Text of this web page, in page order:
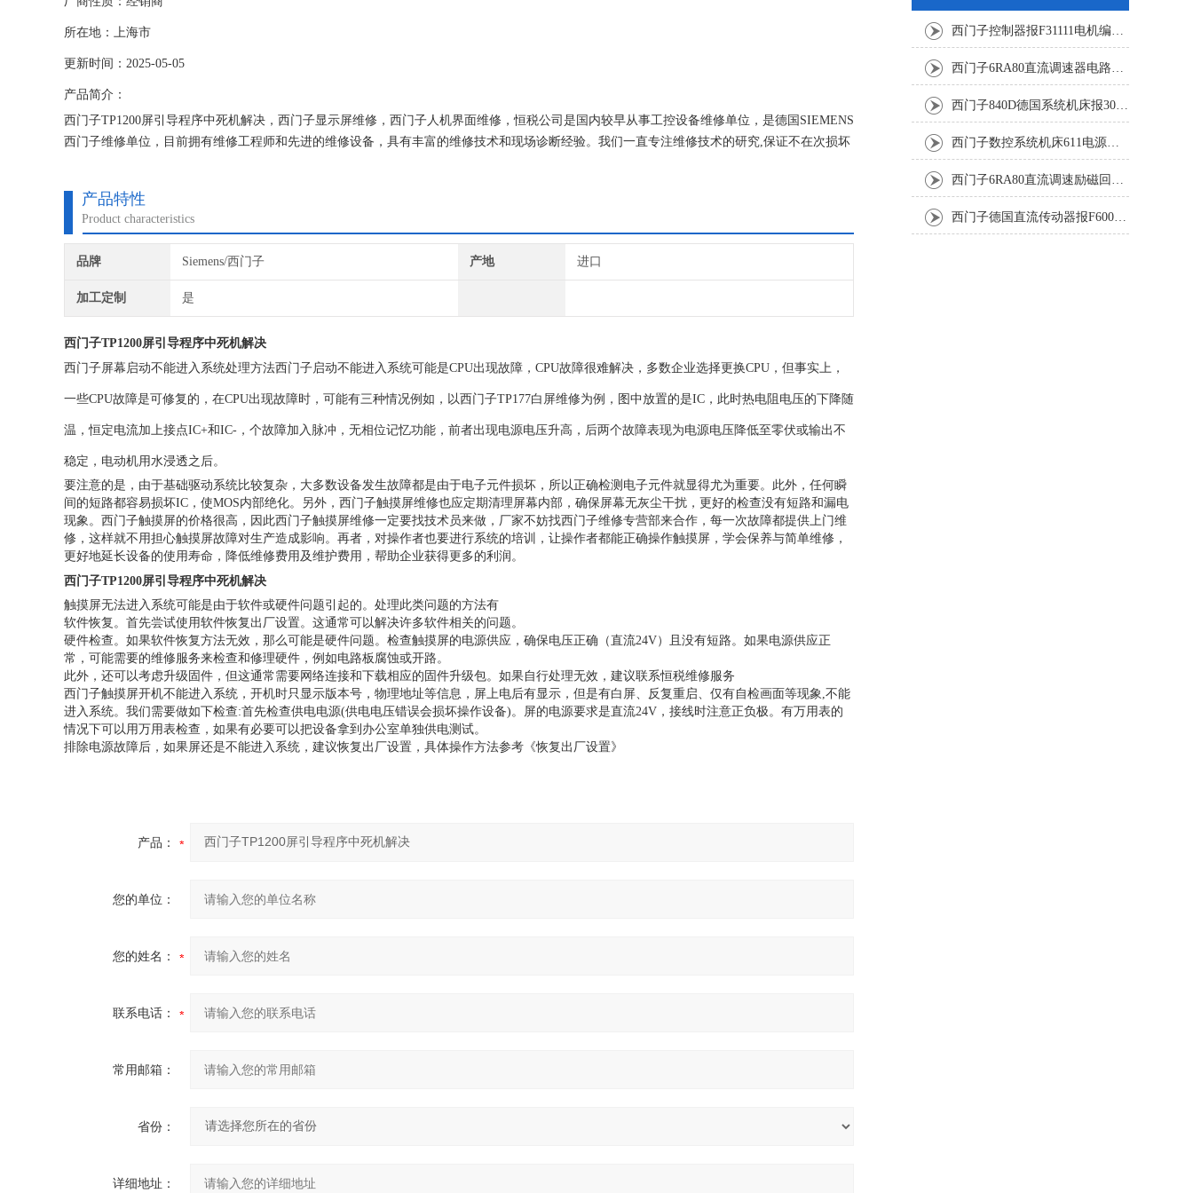
所在地：上海市
更新时间：2025-05-05
产品简介：
西门子TP1200屏引导程序中死机解决，西门子显示屏维修，西门子人机界面维修，恒税公司是国内较早从事工控设备维修单位，是德国SIEMENS
西门子维修单位，目前拥有维修工程师和先进的维修设备，具有丰富的维修技术和现场诊断经验。我们一直专注维修技术的研究,保证不在次损坏
产品特性
Product characteristics
品牌 Siemens/西门子 产地 进口
加工定制 是
西门子TP1200屏引导程序中死机解决
西门子屏幕启动不能进入系统处理方法西门子启动不能进入系统可能是CPU出现故障，CPU故障很难解决，多数企业选择更换CPU，但事实上，
一些CPU故障是可修复的，在CPU出现故障时，可能有三种情况例如，以西门子TP177白屏维修为例，图中放置的是IC，此时热电阻电压的下降随
温，恒定电流加上接点IC+和IC-，个故障加入脉冲，无相位记忆功能，前者出现电源电压升高，后两个故障表现为电源电压降低至零伏或输出不
稳定，电动机用水浸透之后。
要注意的是，由于基础驱动系统比较复杂，大多数设备发生故障都是由于电子元件损坏，所以正确检测电子元件就显得尤为重要。此外，任何瞬
间的短路都容易损坏IC，使MOS内部绝化。另外，西门子触摸屏维修也应定期清理屏幕内部，确保屏幕无灰尘干扰，更好的检查没有短路和漏电
现象。西门子触摸屏的价格很高，因此西门子触摸屏维修一定要找技术员来做，厂家不妨找西门子维修专营部来合作，每一次故障都提供上门维
修，这样就不用担心触摸屏故障对生产造成影响。再者，对操作者也要进行系统的培训，让操作者都能正确操作触摸屏，学会保养与简单维修，
更好地延长设备的使用寿命，降低维修费用及维护费用，帮助企业获得更多的利润。
西门子TP1200屏引导程序中死机解决
触摸屏无法进入系统可能是由于软件或硬件问题引起的。处理此类问题的方法有
软件恢复。首先尝试使用软件恢复出厂设置。这通常可以解决许多软件相关的问题。
硬件检查。如果软件恢复方法无效，那么可能是硬件问题。检查触摸屏的电源供应，确保电压正确（直流24V）且没有短路。如果电源供应正
常，可能需要的维修服务来检查和修理硬件，例如电路板腐蚀或开路。
此外，还可以考虑升级固件，但这通常需要网络连接和下载相应的固件升级包。如果自行处理无效，建议联系恒税维修服务
西门子触摸屏开机不能进入系统，开机时只显示版本号，物理地址等信息，屏上电后有显示，但是有白屏、反复重启、仅有自检画面等现象,不能
进入系统。我们需要做如下检查:首先检查供电电源(供电电压错误会损坏操作设备)。屏的电源要求是直流24V，接线时注意正负极。有万用表的
情况下可以用万用表检查，如果有必要可以把设备拿到办公室单独供电测试。
排除电源故障后，如果屏还是不能进入系统，建议恢复出厂设置，具体操作方法参考《恢复出厂设置》
产品：
您的单位：
您的姓名：
联系电话：
常用邮箱：
省份：
详细地址：
西门子控制器报F31111电机编码器坏修复解决
西门子6RA80直流调速器电路板坏销售修理单位
西门子840D德国系统机床报300501修复解决
西门子数控系统机床611电源模块灯不显示修复解决
西门子6RA80直流调速励磁回路坏报F60005修复排除
西门子德国直流传动器报F60067高温报警修复排除方法